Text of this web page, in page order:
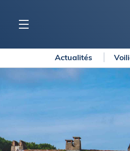
BLOC MARINE
Ports
rédaction
Application Bloc Marine
Actualités